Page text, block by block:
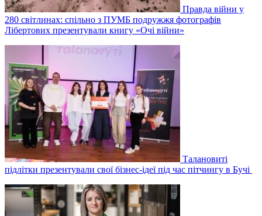
Правда війни у
280 світлинах: спільно з ПУМБ подружжя фотографів
Лібертових презентували книгу «Очі війни»
Талановиті
підлітки презентували свої бізнес-ідеї під час пітчингу в Бучі